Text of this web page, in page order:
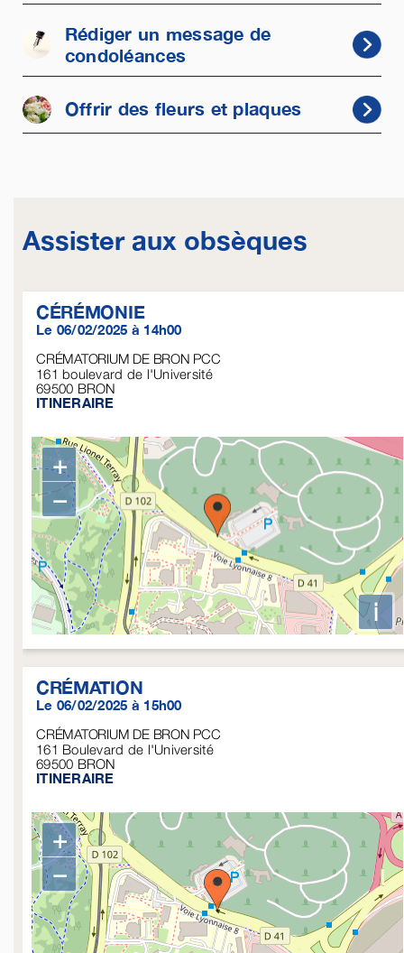
Rédiger un message de
condoléances
Offrir des fleurs et plaques
Assister aux obsèques
CÉRÉMONIE
Le 06/02/2025 à 14h00
CRÉMATORIUM DE BRON PCC
161 boulevard de l'Université
69500 BRON
ITINERAIRE
+
−
i
CRÉMATION
Le 06/02/2025 à 15h00
CRÉMATORIUM DE BRON PCC
161 Boulevard de l'Université
69500 BRON
ITINERAIRE
+
−